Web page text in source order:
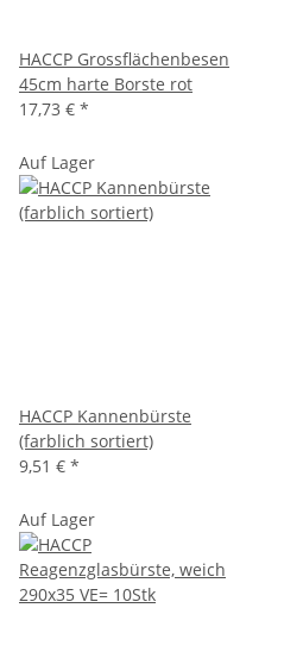
HACCP Grossflächenbesen
45cm harte Borste rot
17,73 € *
Auf Lager
HACCP Kannenbürste
(farblich sortiert)
9,51 € *
Auf Lager